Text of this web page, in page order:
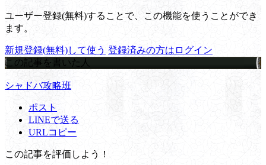
ユーザー登録(無料)することで、この機能を使うことができ
ます。
新規登録(無料)して使う 登録済みの方はログイン
この記事を書いた人
シャドバ攻略班
ポスト
LINEで送る
URLコピー
この記事を評価しよう！